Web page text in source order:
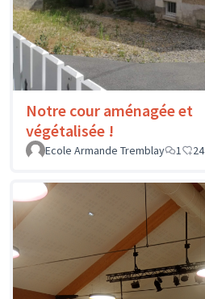
Notre cour aménagée et
végétalisée !
Ecole Armande Tremblay
1 24